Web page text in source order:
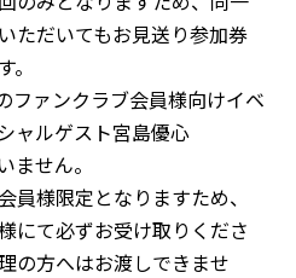
ただいてもお見送り参加券
ファンクラブ会員様向けイベ
ャルゲスト宮島優心
ません。
様限定となりますため、
にて必ずお受け取りくださ
の方へはお渡しできませ